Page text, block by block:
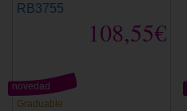
RB3755
108,55€
Graduable
novedad